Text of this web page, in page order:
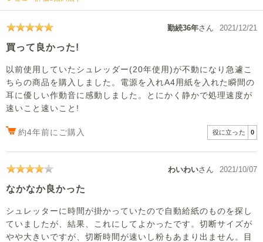
勤続36年さん 2021/12/21
買って良かった!
以前使用していたシュレッダー(20年使用)が不動になり急遽こ
ちらの商品を購入しました。電源を入れA4用紙を入れた瞬間の
耳に優しい作動音に感動しました。とにかく静かで処理速度が
速いこと速いこと!
約4年前にご購入 役に立った 0
わいわいさん 2021/10/07
なかなか良かった
シュレッターに時間が掛かっていたので自動給紙のものを探し
ていましたが、結果、これにしてよかったです。切断サイズが
やや大きいですが、切断時間が速いし粉もあまり出ません。目